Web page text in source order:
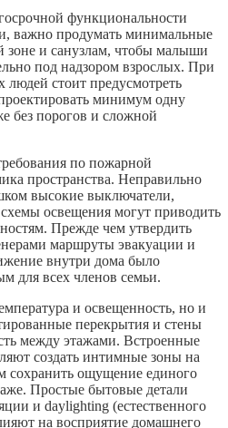
функциональности
важно продумать минимальные
зоне и санузлам, чтобы малыши
под надзором взрослых. При
стоит предусмотреть
минимум одну
без порогов и сложной
по пожарной
пространства. Неправильно
высокие выключатели,
освещения могут приводить
Прежде чем утвердить
маршруты эвакуации и
внутри дома было
для всех членов семьи.
и освещенность, но и
перекрытия и стены
между этажами. Встроенные
создать интимные зоны на
сохранить ощущение единого
Простые бытовые детали
и daylighting (естественного
на восприятие домашнего